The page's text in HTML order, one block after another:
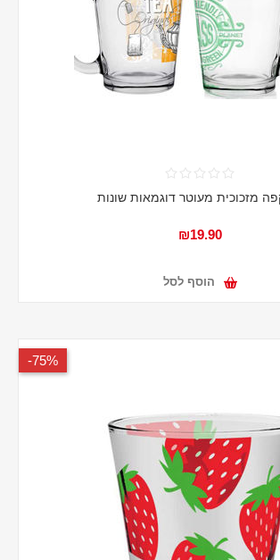
מזכוכית מעוטר דוגמאות שונות
₪19.90
הוסף לסל
75%-